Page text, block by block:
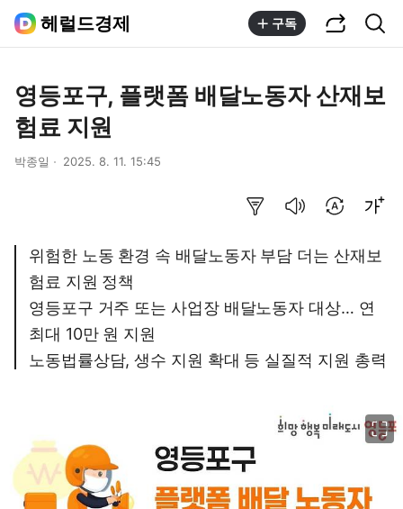
헤럴드경제 구독
영등포구, 플랫폼 배달노동자 산재보
험료 지원
박종일 2025. 8. 11. 15:45
위험한 노동 환경 속 배달노동자 부담 더는 산재보
험료 지원 정책
영등포구 거주 또는 사업장 배달노동자 대상… 연
최대 10만 원 지원
노동법률상담, 생수 지원 확대 등 실질적 지원 총력